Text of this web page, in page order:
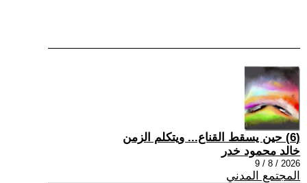
(6) حين يسقط القناع... ويتكلم الزمن
خالد محمود خدر
2026 / 8 / 9
المجتمع المدني